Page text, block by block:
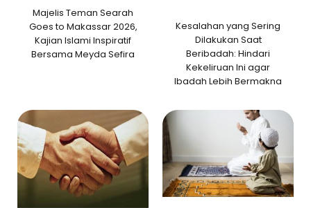
Majelis Teman Searah
Goes to Makassar 2026,
Kajian Islami Inspiratif
Bersama Meyda Sefira
Kesalahan yang Sering
Dilakukan Saat
Beribadah: Hindari
Kekeliruan Ini agar
Ibadah Lebih Bermakna